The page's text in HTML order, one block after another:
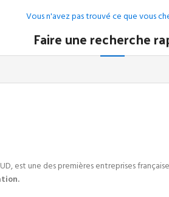
Vous n'avez pas trouvé ce que vous
Faire une recherche
est une des premières entreprises